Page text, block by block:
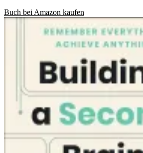
Buch bei Amazon kaufen